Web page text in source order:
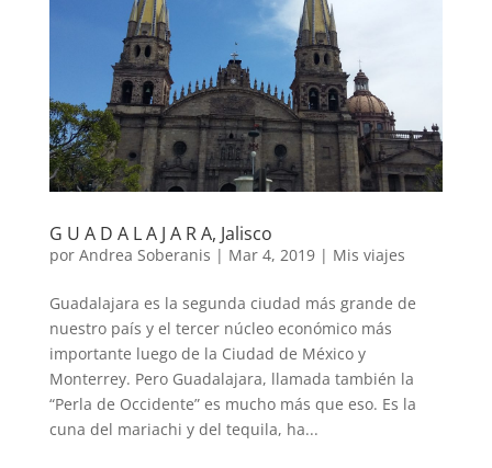
G U A D A L A J A R A, Jalisco
por Andrea Soberanis | Mar 4, 2019| Mis viajes
Guadalajara es la segunda ciudad más grande de
nuestro país y el tercer núcleo económico más
importante luego de la Ciudad de México y
Monterrey. Pero Guadalajara, llamada también la
“Perla de Occidente” es mucho más que eso. Es la
cuna del mariachi y del tequila, ha...